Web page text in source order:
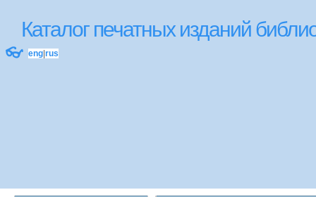
Каталог печатных изданий
👓 eng rus